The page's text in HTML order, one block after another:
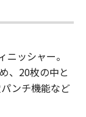
ッシャー。
、20枚の中と
ンチ機能など